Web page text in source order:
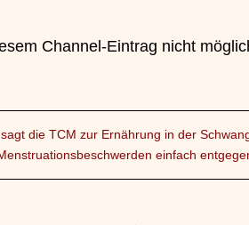
Channel-Eintrag nicht
die TCM zur Ernährung in der
einfach